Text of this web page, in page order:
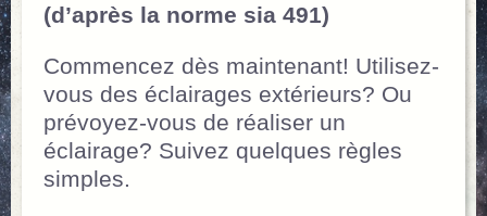
(d’après la norme sia 491)
Commencez dès maintenant! Utilisez-
vous des éclairages extérieurs? Ou
prévoyez-vous de réaliser un
éclairage? Suivez quelques règles
simples.